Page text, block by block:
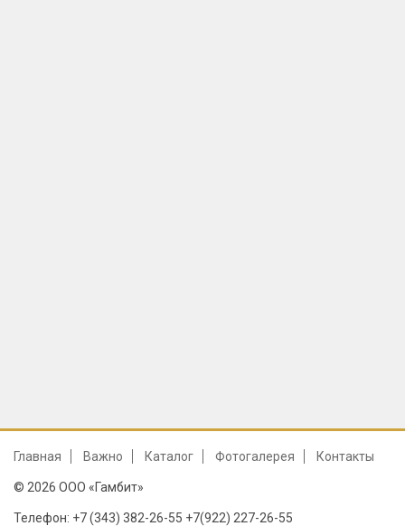
Главная Важно Каталог Фотогалерея Контакты
© 2026 ООО «Гамбит»
Телефон: +7 (343) 382-26-55 +7(922) 227-26-55